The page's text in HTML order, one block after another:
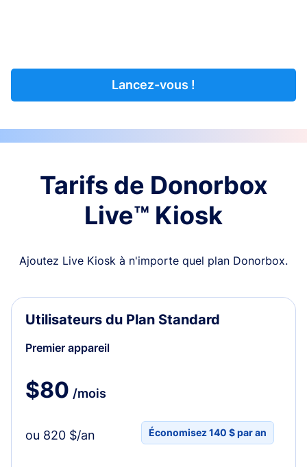
Lancez-vous !
Tarifs de Donorbox
Live™ Kiosk
Ajoutez Live Kiosk à n'importe quel plan Donorbox.
Utilisateurs du Plan Standard
Premier appareil
$80 /mois
ou 820 $/an Économisez 140 $ par an